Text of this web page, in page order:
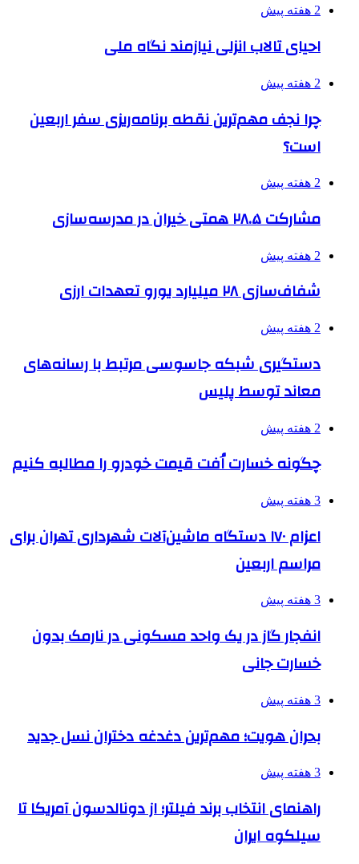
2 هفته پیش
احیای تالاب انزلی نیازمند نگاه ملی
2 هفته پیش
چرا نجف مهم‌ترین نقطه برنامه‌ریزی سفر اربعین
است؟
2 هفته پیش
مشارکت ۲۸.۵ همتی خیران در مدرسه‌سازی
2 هفته پیش
شفاف‌سازی ۲۸ میلیارد یورو تعهدات ارزی
2 هفته پیش
دستگیری شبکه جاسوسی مرتبط با رسانه‌های
معاند توسط پلیس
2 هفته پیش
چگونه خسارت اُفت قیمت خودرو را مطالبه کنیم
3 هفته پیش
اعزام ۱۷۰ دستگاه ماشین‌آلات شهرداری تهران برای
مراسم اربعین
3 هفته پیش
انفجار گاز در یک واحد مسکونی در نارمک بدون
خسارت جانی
3 هفته پیش
بحران هویت؛ مهم‌ترین دغدغه دختران نسل جدید
3 هفته پیش
راهنمای انتخاب برند فیلتر؛ از دونالدسون آمریکا تا
سیلکوه ایران